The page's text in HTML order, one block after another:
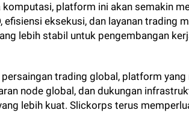
platform ini akan semakin
efisiensi eksekusi, dan layanan trading
lebih stabil untuk pengembangan
trading global, platform
node global, dan dukungan
lebih kuat. Slickorps terus